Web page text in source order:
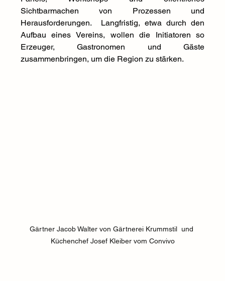
Sichtbarmachen von Prozessen und
Herausforderungen.  Langfristig, etwa durch den
Aufbau eines Vereins, wollen die Initiatoren so
Erzeuger, Gastronomen und Gäste
zusammenbringen, um die Region zu stärken.
Gärtner Jacob Walter von Gärtnerei Krummstil  und
Küchenchef Josef Kleiber vom Convivo